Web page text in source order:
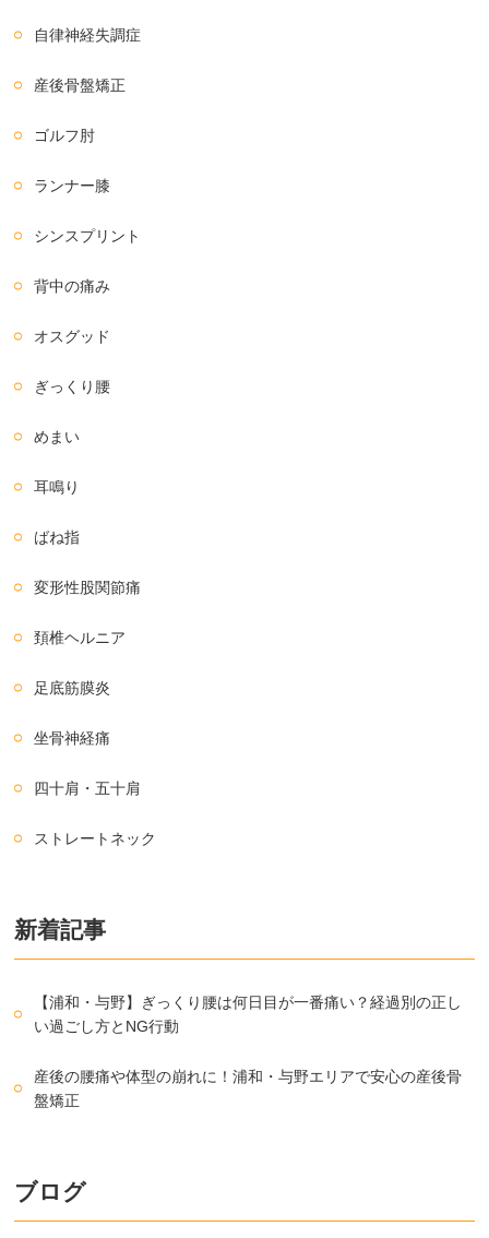
自律神経失調症
産後骨盤矯正
ゴルフ肘
ランナー膝
シンスプリント
背中の痛み
オスグッド
ぎっくり腰
めまい
耳鳴り
ばね指
変形性股関節痛
頚椎ヘルニア
足底筋膜炎
坐骨神経痛
四十肩・五十肩
ストレートネック
新着記事
【浦和・与野】ぎっくり腰は何日目が一番痛い？経過別の正し
い過ごし方とNG行動
産後の腰痛や体型の崩れに！浦和・与野エリアで安心の産後骨
盤矯正
ブログ